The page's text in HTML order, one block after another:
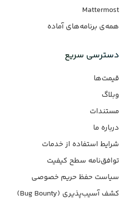
Mattermost
همه‌ی برنامه‌های آماده
دسترسی سریع
قیمت‌ها
وبلاگ
مستندات
درباره ما
شرایط استفاده از خدمات
توافق‌نامه سطح کیفیت
سیاست حفظ حریم خصوصی
کشف آسیب‌پذیری (Bug Bounty)